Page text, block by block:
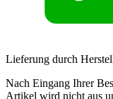
Lieferung durch
Nach Eingang Ihrer
Artikel wird nicht aus